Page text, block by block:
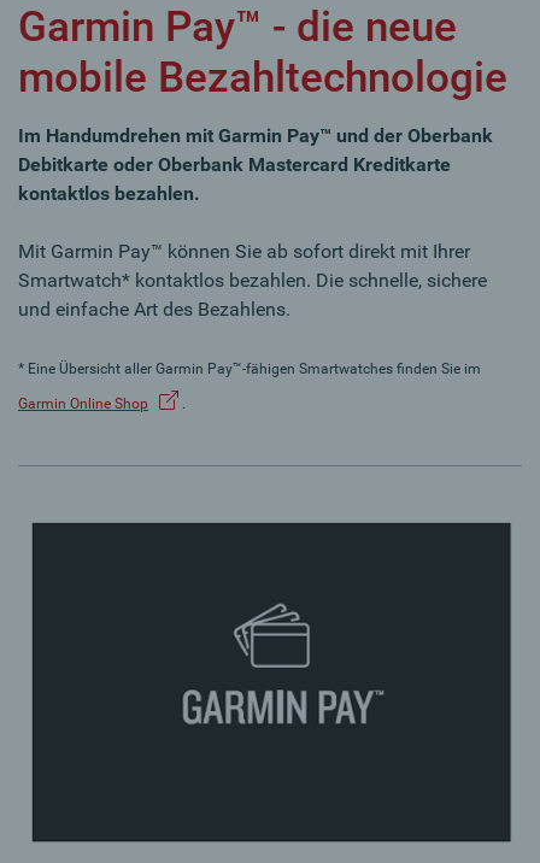
Garmin Pay™ - die neue
mobile Bezahltechnologie
Im Handumdrehen mit Garmin Pay™ und der Oberbank
Debitkarte oder Oberbank Mastercard Kreditkarte
kontaktlos bezahlen.
Mit Garmin Pay™ können Sie ab sofort direkt mit Ihrer
Smartwatch* kontaktlos bezahlen. Die schnelle, sichere
und einfache Art des Bezahlens.
* Eine Übersicht aller Garmin Pay™-fähigen Smartwatches finden Sie im
Garmin Online Shop .